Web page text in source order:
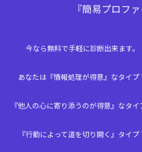
『簡易プロフ
今なら無料で手軽に診断出来ます。
あなたは『情報処理が得意』なタイプ
『他人の心に寄り添うのが得意』なタイ
『行動によって道を切り開く』タイプ